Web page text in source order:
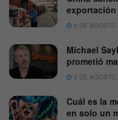
exportación
5 DE
Michael
prometió
2 DE AGOSTO
Cuál es la
en solo un